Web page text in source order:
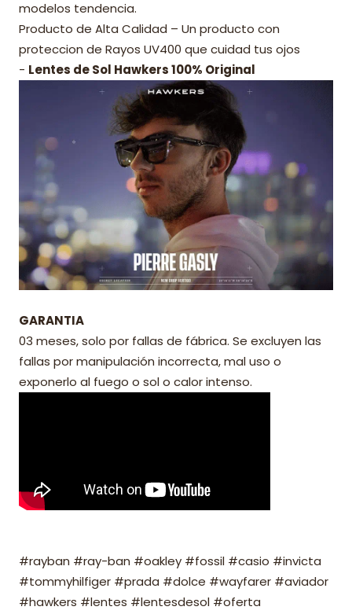
modelos tendencia.
Producto de Alta Calidad – Un producto con
proteccion de Rayos UV400 que cuidad tus ojos
- Lentes de Sol Hawkers 100% Original
GARANTIA
03 meses, solo por fallas de fábrica. Se excluyen las
fallas por manipulación incorrecta, mal uso o
exponerlo al fuego o sol o calor intenso.
#rayban #ray-ban #oakley #fossil #casio #invicta
#tommyhilfiger #prada #dolce #wayfarer #aviador
#hawkers #lentes #lentesdesol #oferta